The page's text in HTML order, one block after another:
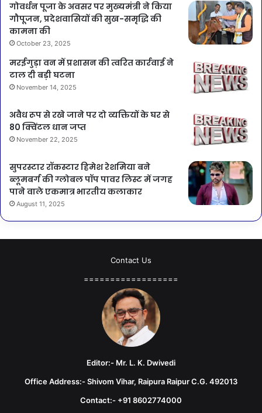
गोवर्धन पूजा के अवसर पर मुख्यमंत्री ने किया
गौपूजन, प्रदेशवासियों की सुख-समृद्धि की
कामना की
October 23, 2025
मरईगुड़ा वन में प्रशासन की त्वरित कार्रवाई ने
टाल दी बड़ी घटना
November 14, 2025
अवैध रूप से रखे जाने पर दो व्यक्तियों के घर से
80 क्विंटल धान जप्त
November 22, 2025
सुपरस्टार रॉकस्टार हिमेश रेशमिया बने
ब्लूमबर्ग की ग्लोबल पॉप पावर लिस्ट में जगह
पाने वाले एकमात्र भारतीय कलाकार
August 11, 2025
Contact Us
==================
Editor:- Mr. L. K. Dwivedi
Office Address:- Shivom Vihar, Raipura Raipur C.G. 492013
Contact:- +91 8602774000